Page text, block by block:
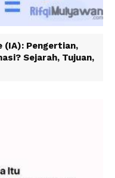
Pengertian,
Sejarah, Tujuan,